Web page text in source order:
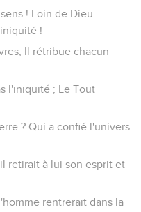
! Loin de Dieu
!
Il rétribue chacun
l'iniquité ; Le Tout
? Qui a confié l'univers
retirait à lui son esprit et
rentrerait dans la